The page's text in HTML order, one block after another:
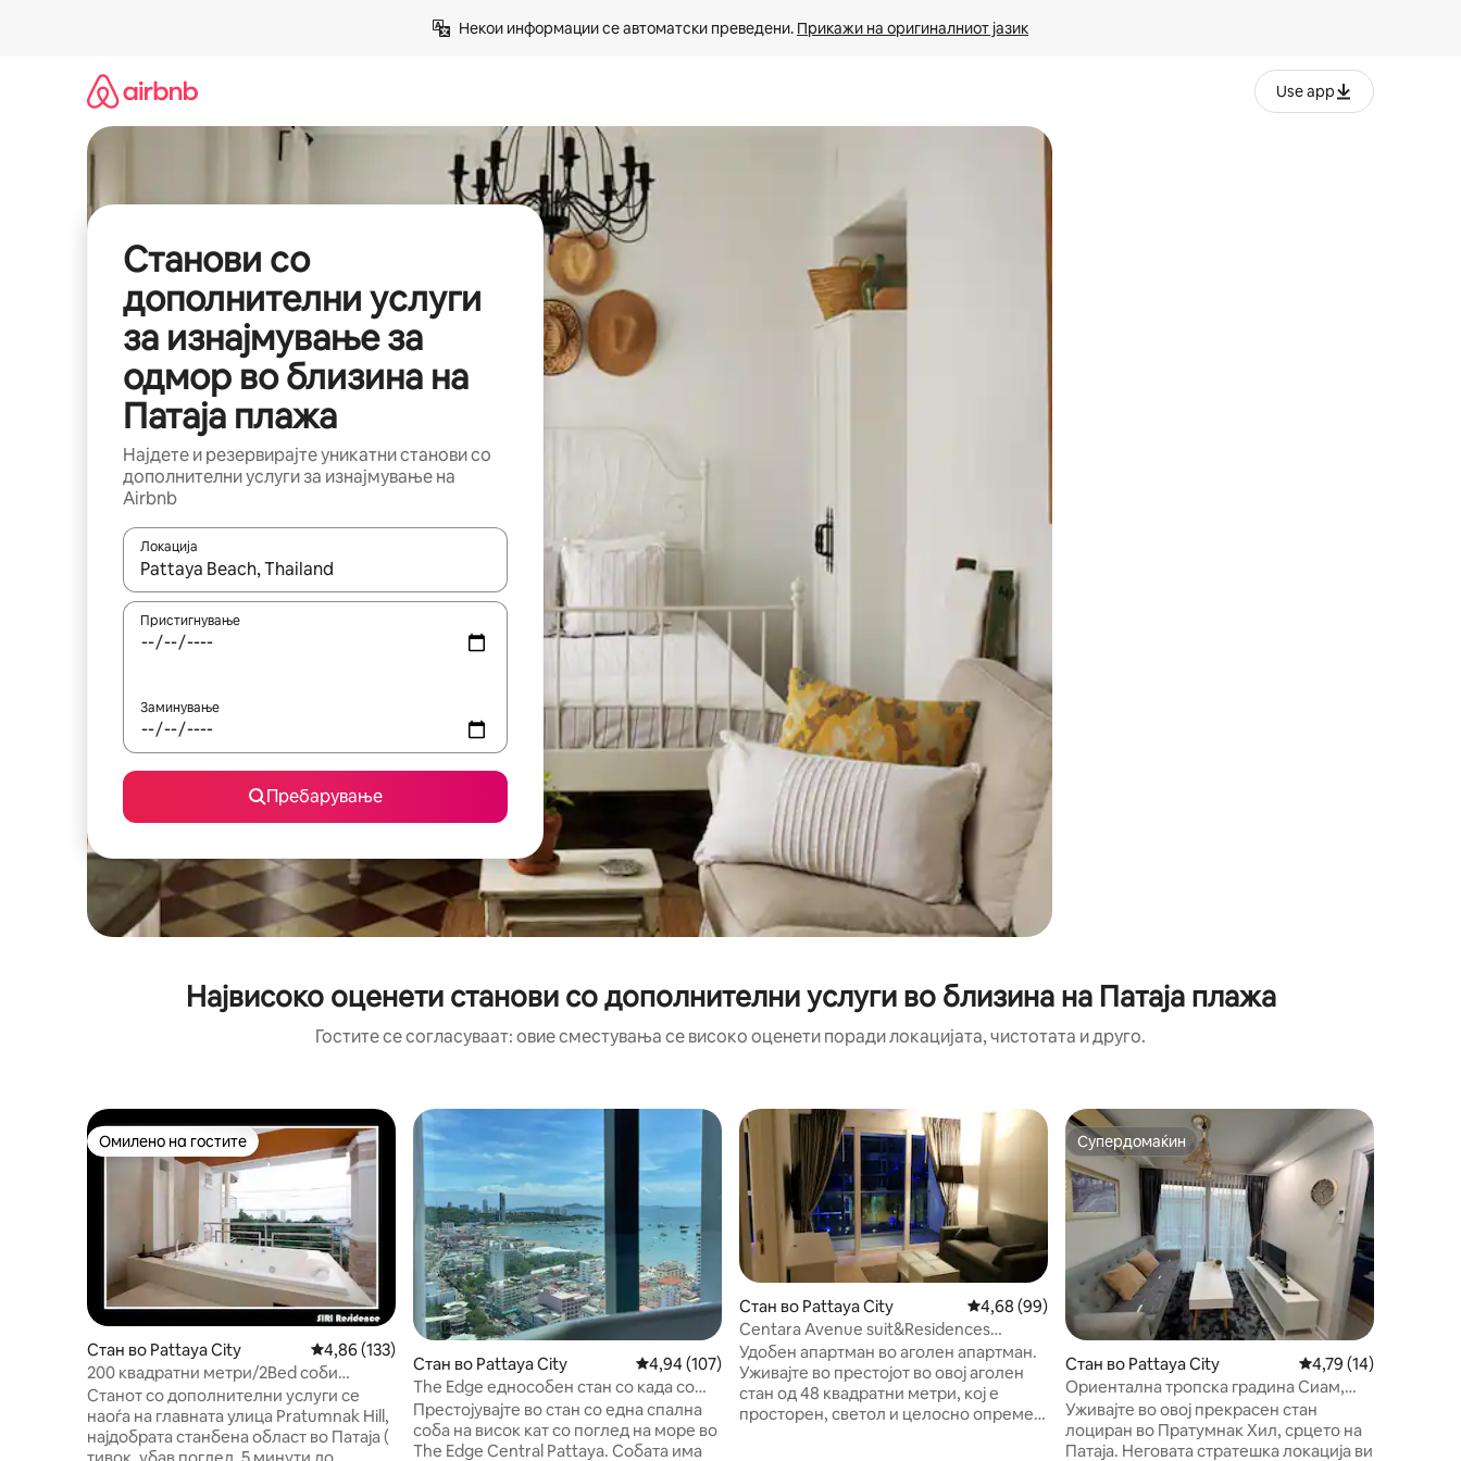
Некои информации се автоматски преведени. Прикажи на оригиналниот јазик
Use app
Станови со
дополнителни услуги
за изнајмување за
одмор во близина на
Патаја плажа
Најдете и резервирајте уникатни станови со
дополнителни услуги за изнајмување на
Airbnb
Локација
Кога резултатите се достапни, движете се со копчињата со стрелки нагоре и надолу или истражувајте со допирање или со лизгање.
Пристигнување
Заминување
Пребарување
Највисоко оценети станови со дополнителни услуги во близина на Патаја плажа
Гостите се согласуваат: овие сместувања се високо оценети поради локацијата, чистотата и друго.
Омилено на гостите
Омилено на гостите
Стан во Pattaya City Просечна оцена: 4,86 од 5, 133 рецензии
4,86 (133)
200 квадратни метри/2Bed соби
Модерен приватен џакузи Преглед на
море 3
Станот со дополнителни услуги се
наоѓа на главната улица Pratumnak Hill,
најдобрата станбена област во Патаја (
тивок, убав поглед, 5 минути до
Стан во Pattaya City Просечна оцена: 4,94 од 5, 107 рецензии
4,94 (107)
The Edge еднособен стан со када со
поглед на море | Прозорци од под до
таван на висок кат | Бескраен базен
Престојувајте во стан со една спална
соба на висок кат со поглед на море во
The Edge Central Pattaya. Собата има
Стан во Pattaya City Просечна оцена: 4,68 од 5, 99 рецензии
4,68 (99)
Centara Avenue suit&Residences
(Centara Azure)
Удобен апартман во аголен апартман.
Уживајте во престојот во овој аголен
стан од 48 квадратни метри, кој е
просторен, светол и целосно опремен
Супердомаќин
Супердомаќин
Стан во Pattaya City Просечна оцена:
4,79 (14)
Ориентална тропска градина Сиам,
Патаја
Уживајте во овој прекрасен стан
лоциран во Пратумнак Хил, срцето на
Патаја. Неговата стратешка локација ви